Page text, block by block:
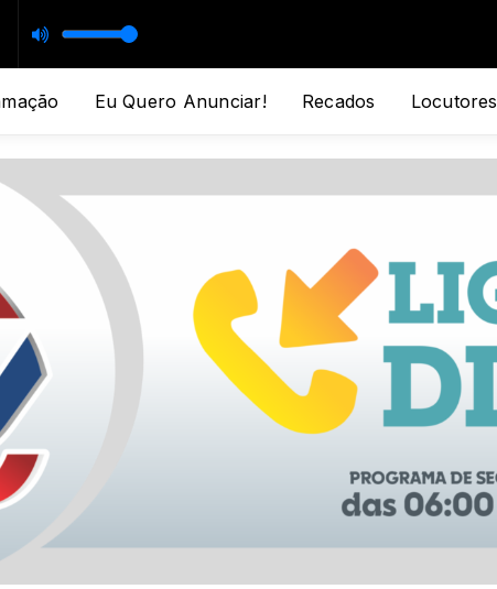
VIOLADA SERTANEJA com EMANUEL VIEIRA
Eu Quero Anunciar! Recados Locutores